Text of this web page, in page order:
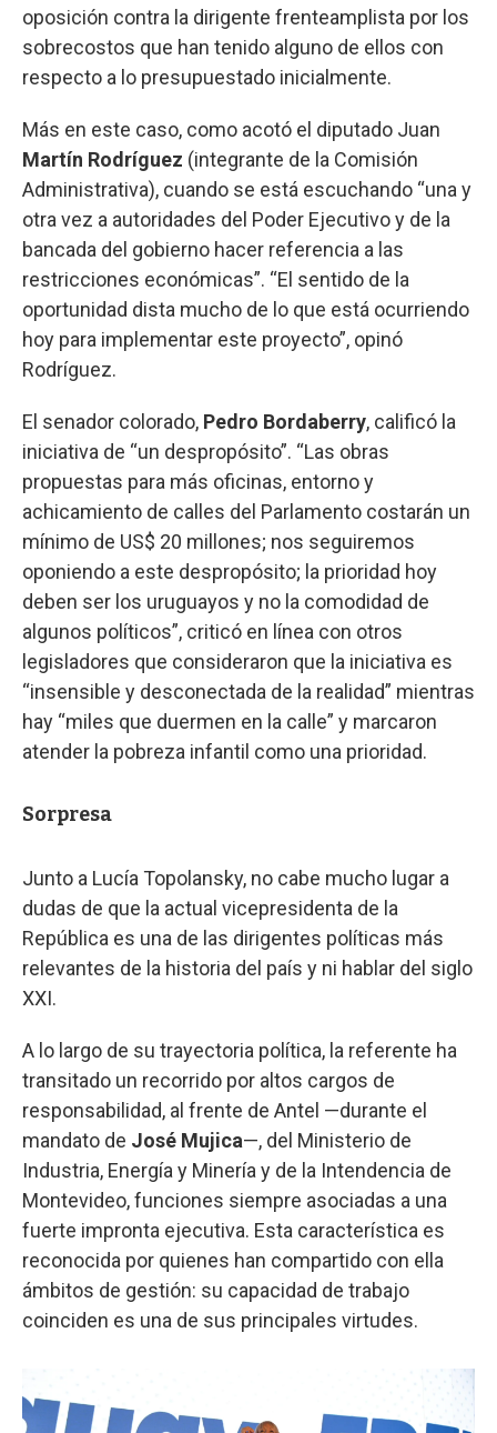
oposición contra la dirigente frenteamplista por los
sobrecostos que han tenido alguno de ellos con
respecto a lo presupuestado inicialmente.
Más en este caso, como acotó el diputado Juan
Martín Rodríguez (integrante de la Comisión
Administrativa), cuando se está escuchando “una y
otra vez a autoridades del Poder Ejecutivo y de la
bancada del gobierno hacer referencia a las
restricciones económicas”. “El sentido de la
oportunidad dista mucho de lo que está ocurriendo
hoy para implementar este proyecto”, opinó
Rodríguez.
El senador colorado, Pedro Bordaberry, calificó la
iniciativa de “un despropósito”. “Las obras
propuestas para más oficinas, entorno y
achicamiento de calles del Parlamento costarán un
mínimo de US$ 20 millones; nos seguiremos
oponiendo a este despropósito; la prioridad hoy
deben ser los uruguayos y no la comodidad de
algunos políticos”, criticó en línea con otros
legisladores que consideraron que la iniciativa es
“insensible y desconectada de la realidad” mientras
hay “miles que duermen en la calle” y marcaron
atender la pobreza infantil como una prioridad.
Sorpresa
Junto a Lucía Topolansky, no cabe mucho lugar a
dudas de que la actual vicepresidenta de la
República es una de las dirigentes políticas más
relevantes de la historia del país y ni hablar del siglo
XXI.
A lo largo de su trayectoria política, la referente ha
transitado un recorrido por altos cargos de
responsabilidad, al frente de Antel —durante el
mandato de José Mujica—, del Ministerio de
Industria, Energía y Minería y de la Intendencia de
Montevideo, funciones siempre asociadas a una
fuerte impronta ejecutiva. Esta característica es
reconocida por quienes han compartido con ella
ámbitos de gestión: su capacidad de trabajo
coinciden es una de sus principales virtudes.